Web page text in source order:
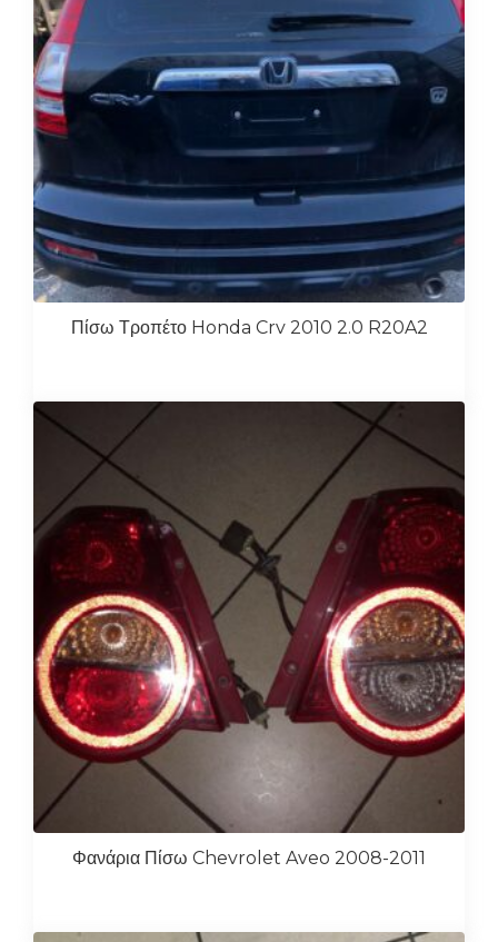
Πίσω Τροπέτο Honda Crv 2010 2.0 R20A2
Φανάρια Πίσω Chevrolet Aveo 2008-2011